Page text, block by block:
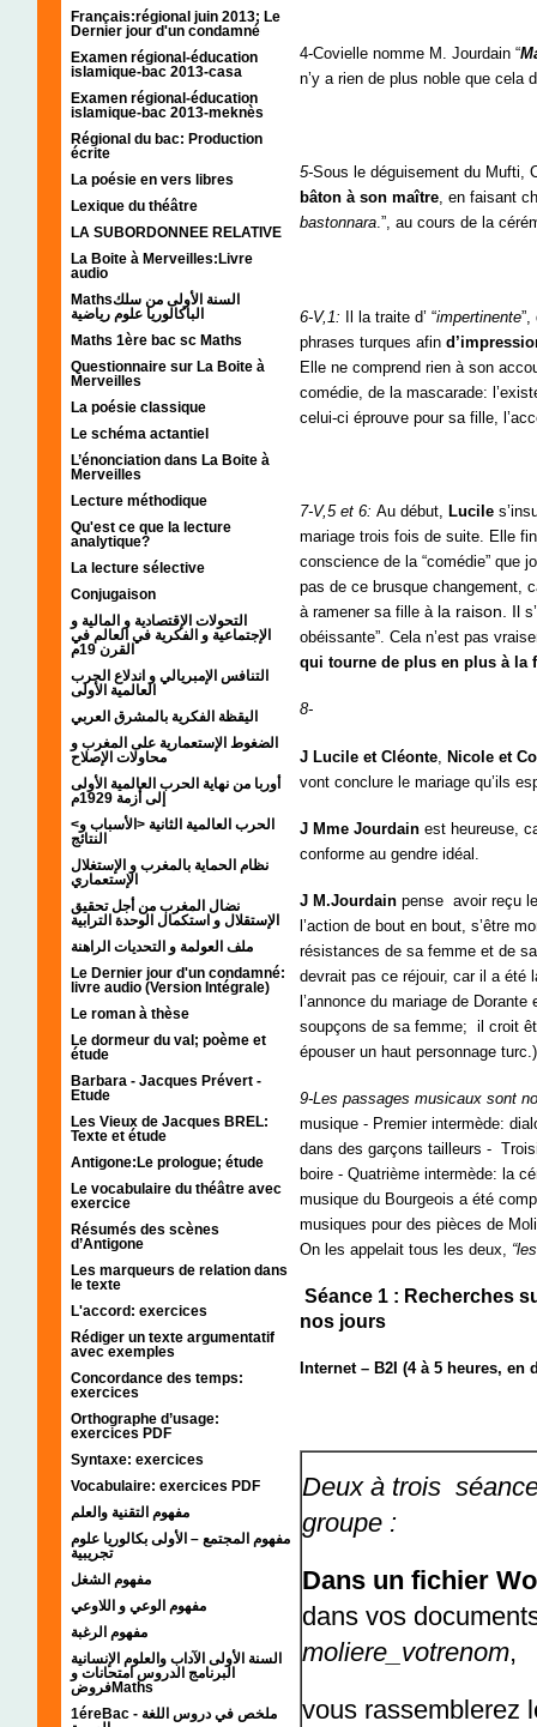
Français:régional juin 2013; Le
Dernier jour d'un condamné
Examen régional-éducation
islamique-bac 2013-casa
Examen régional-éducation
islamique-bac 2013-meknès
Régional du bac: Production
écrite
La poésie en vers libres
Lexique du théâtre
LA SUBORDONNEE RELATIVE
La Boite à Merveilles:Livre
audio
Mathsالسنة الأولى من سلك
الباكالوريا علوم رياضية
Maths 1ère bac sc Maths
Questionnaire sur La Boite à
Merveilles
La poésie classique
Le schéma actantiel
L’énonciation dans La Boite à
Merveilles
Lecture méthodique
Qu'est ce que la lecture
analytique?
La lecture sélective
Conjugaison
التحولات الإقتصادية و المالية و
الإجتماعية و الفكرية في العالم في
القرن 19م
التنافس الإمبريالي و اندلاع الحرب
العالمية الأولى
اليقظة الفكرية بالمشرق العربي
الضغوط الإستعمارية على المغرب و
محاولات الإصلاح
أوربا من نهاية الحرب العالمية الأولى
إلى أزمة 1929م
<الحرب العالمية الثانية <الأسباب و
النتائج
نظام الحماية بالمغرب و الإستغلال
الإستعماري
نضال المغرب من أجل تحقيق
الإستقلال و استكمال الوحدة الترابية
ملف العولمة و التحديات الراهنة
Le Dernier jour d'un condamné:
livre audio (Version Intégrale)
Le roman à thèse
Le dormeur du val; poème et
étude
Barbara - Jacques Prévert -
Etude
Les Vieux de Jacques BREL:
Texte et étude
Antigone:Le prologue; étude
Le vocabulaire du théâtre avec
exercice
Résumés des scènes
d’Antigone
Les marqueurs de relation dans
le texte
L'accord: exercices
Rédiger un texte argumentatif
avec exemples
Concordance des temps:
exercices
Orthographe d’usage:
exercices PDF
Syntaxe: exercices
Vocabulaire: exercices PDF
مفهوم التقنية والعلم
مفهوم المجتمع – الأولى بكالوريا علوم
تجريبية
مفهوم الشغل
مفهوم الوعي و اللاوعي
مفهوم الرغبة
السنة الأولى الآداب والعلوم الإنسانية
البرنامج الدروس امتحانات و
فروضMaths
1éreBac - ملخص في دروس اللغة
4-Covielle nomme M. Jourdain “
n’y a rien de plus noble que cela
5-Sous le déguisement du Mufti,
bâton à son maître, en faisant
bastonnara.”, au cours de la
6-V,1: Il la traite d’ “impertinente”,
phrases turques afin
Elle ne comprend rien à son
comédie, de la mascarade:
celui-ci éprouve pour sa fille,
7-V,5 et 6: Au début, Lucile
mariage trois fois de suite. Elle
conscience de la “comédie” que
pas de ce brusque changement,
à ramener sa fille à la raison. Il
obéissante”. Cela n’est pas
qui tourne de plus en plus à la
8-
J Lucile et Cléonte Nicole et
vont conclure le mariage qu’ils
J Mme Jourdain est heureuse,
conforme au gendre idéal.
J M.Jourdain pense avoir reçu
l’action de bout en bout, s’être
résistances de sa femme et de
devrait pas ce réjouir, car il a été
l’annonce du mariage de
soupçons de sa femme; il croit
épouser un haut personnage turc.)
9-Les passages musicaux sont
musique - Premier intermède:
dans des garçons tailleurs -
boire - Quatrième intermède: la
musique du Bourgeois a été
musiques pour des pièces de
On les appelait tous les deux,
Séance 1 : Recherches
nos jours
Internet – B2I (4 à 5 heures, en
Deux à trois
groupe :
Dans un fichier
dans vos
moliere_votrenom,
vous rassemblerez